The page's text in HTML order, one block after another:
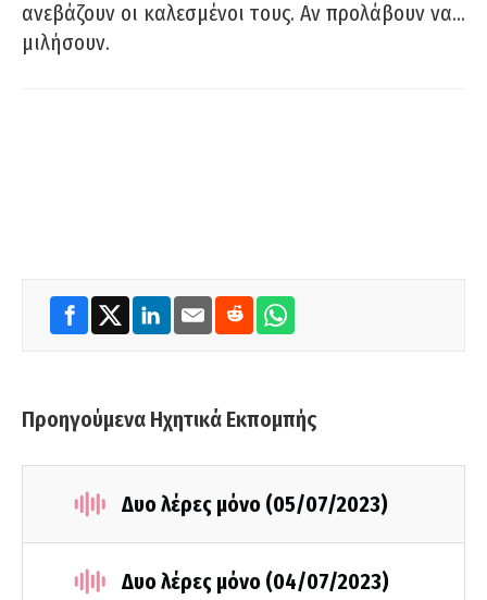
ανεβάζουν οι καλεσμένοι τους. Αν προλάβουν να…
μιλήσουν.
Προηγούμενα Ηχητικά Εκπομπής
Δυο λέρες μόνο (05/07/2023)
Δυο λέρες μόνο (04/07/2023)